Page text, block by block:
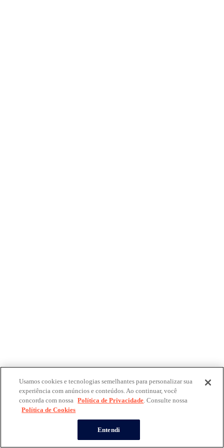
Usamos cookies e tecnologias semelhantes para personalizar sua
experiência com anúncios e conteúdos. Ao continuar, você
concorda com nossa Política de Privacidade. Consulte nossa
Política de Cookies
Entendi